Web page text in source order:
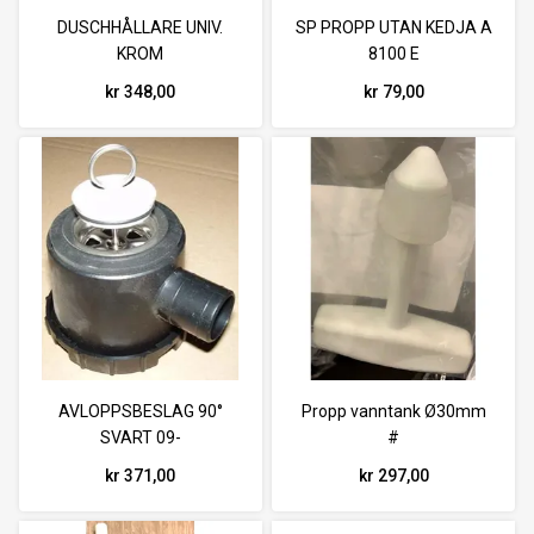
DUSCHHÅLLARE UNIV.
KROM
kr 348,00
SP PROPP UTAN KEDJA A
8100 E
kr 79,00
AVLOPPSBESLAG 90°
SVART 09-
kr 371,00
Propp vanntank Ø30mm
#
kr 297,00